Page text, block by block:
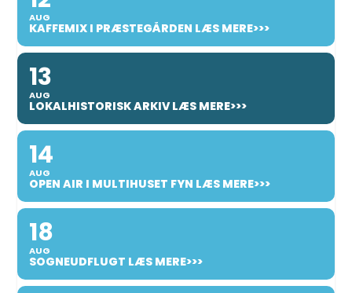
AUG
KAFFEMIX I PRÆSTEGÅRDEN LÆS MERE>>>
13
AUG
LOKALHISTORISK ARKIV LÆS MERE>>>
14
AUG
OPEN AIR I MULTIHUSET FYN LÆS MERE>>>
18
AUG
SOGNEUDFLUGT LÆS MERE>>>